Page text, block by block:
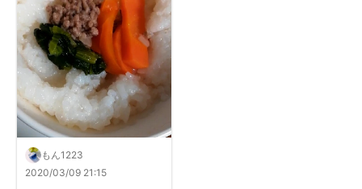
もん1223
2020/03/09 21:15